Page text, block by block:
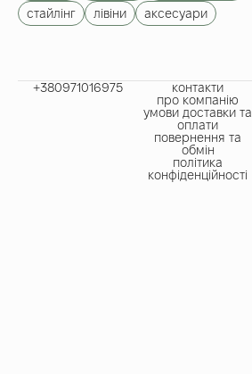
стайлінг
лівіни аксесуари
+380971016975​
контакти
про компанію
умови доставки та
оплати
повернення та
обмін
політика
конфіденційності